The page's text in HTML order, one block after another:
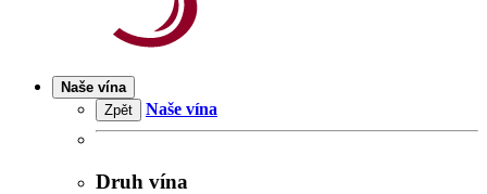
Naše vína
Zpět
Naše vína
Druh vína